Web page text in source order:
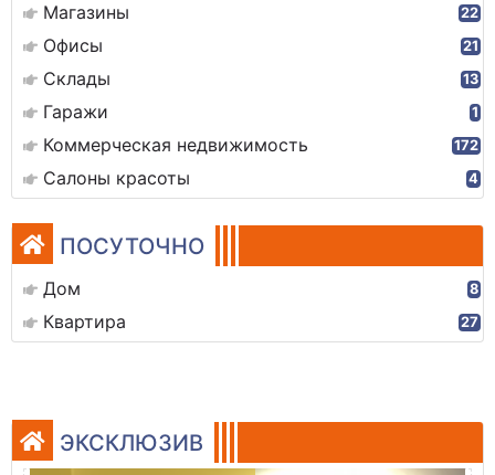
Магазины 22
Офисы 21
Склады 13
Гаражи 1
Коммерческая недвижимость 172
Салоны красоты 4
ПОСУТОЧНО
Дом 8
Квартира 27
ЭКСКЛЮЗИВ